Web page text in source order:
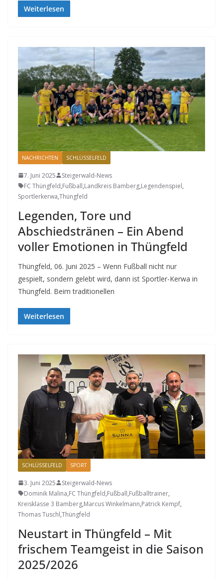
Weiterlesen
NACHRICHTEN SCHLÜSSELFELD
7. Juni 2025
Steigerwald-News
FC Thüngfeld,Fußball,Landkreis Bamberg,Legendenspiel,
Sportlerkerwa,Thüngfeld
Legenden, Tore und
Abschiedstränen – Ein Abend
voller Emotionen in Thüngfeld
Thüngfeld, 06. Juni 2025 – Wenn Fußball nicht nur
gespielt, sondern gelebt wird, dann ist Sportler-Kerwa in
Thüngfeld. Beim traditionellen
Weiterlesen
SCHLÜSSELFELD SPORT
3. Juni 2025
Steigerwald-News
Dominik Malina,FC Thüngfeld,Fußball,Fußballtrainer,
Kreisklasse 3 Bamberg,Marcus Winkelmann,Patrick Kempf,
Thomas Tuschl,Thüngfeld
Neustart in Thüngfeld – Mit
frischem Teamgeist in die Saison
2025/2026